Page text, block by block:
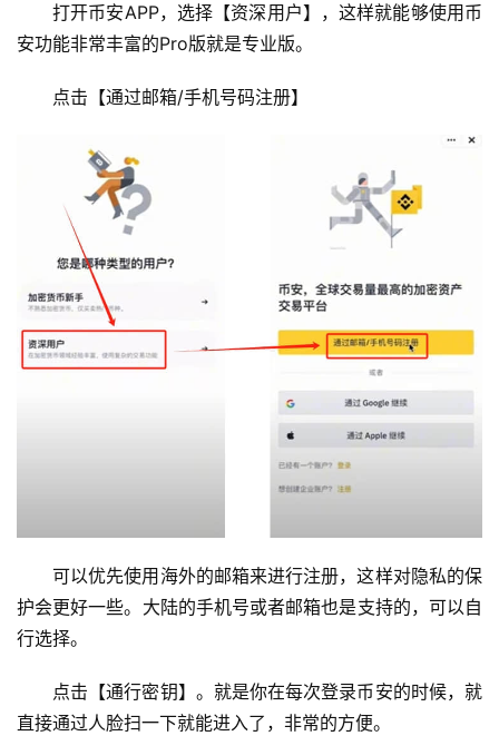
打开币安APP，选择【资深用户】，这样就能够使用币
安功能非常丰富的Pro版就是专业版。
点击【通过邮箱/手机号码注册】
可以优先使用海外的邮箱来进行注册，这样对隐私的保
护会更好一些。大陆的手机号或者邮箱也是支持的，可以自
行选择。
点击【通行密钥】。就是你在每次登录币安的时候，就
直接通过人脸扫一下就能进入了，非常的方便。